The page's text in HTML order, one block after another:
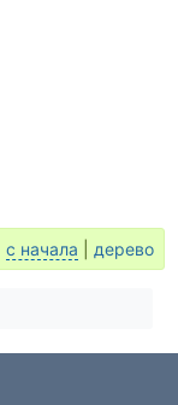
с начала дерево